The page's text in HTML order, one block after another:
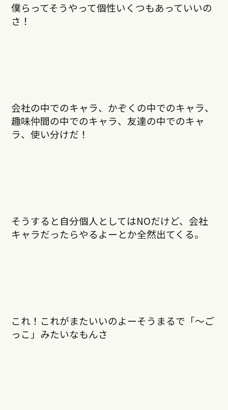
僕らってそうやって個性いくつもあっていいの
さ！
会社の中でのキャラ、かぞくの中でのキャラ、
趣味仲間の中でのキャラ、友達の中でのキャ
ラ、使い分けだ！
そうすると自分個人としてはNOだけど、会社
キャラだったらやるよーとか全然出てくる。
これ！これがまたいいのよーそうまるで「〜ご
っこ」みたいなもんさ